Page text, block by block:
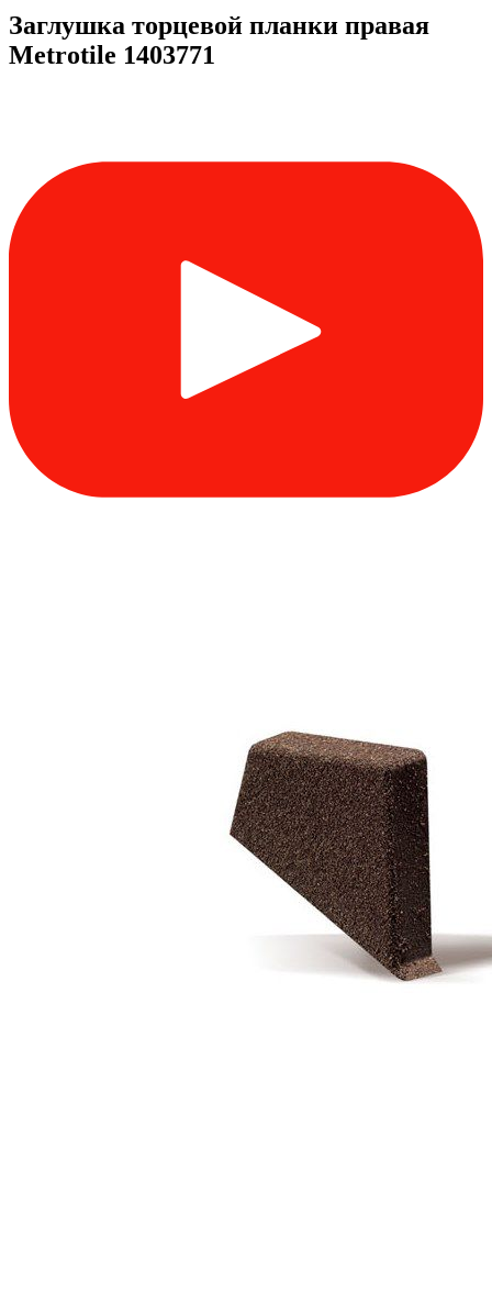
Заглушка торцевой планки правая
Metrotile 1403771